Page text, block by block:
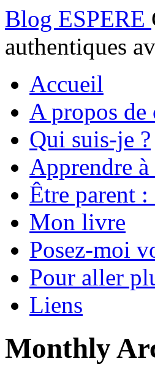
Blog ESPERE
authentiques
Accueil
A propos de
Qui suis-je ?
Apprendre
Être parent
Mon livre
Posez-moi
Pour aller
Liens
Monthly